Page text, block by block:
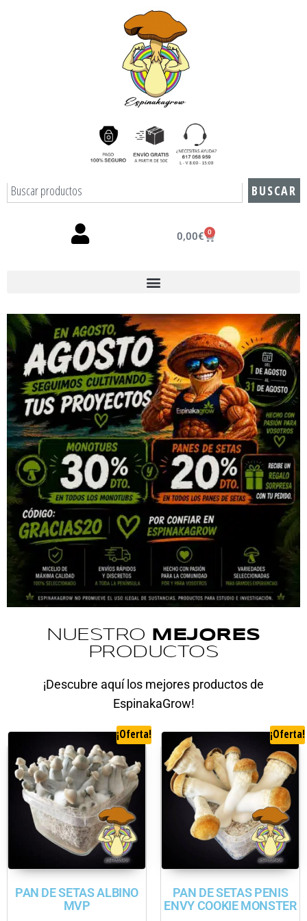
BUSCAR
0,00€ 0
NUESTRO
MEJORES
PRODUCTOS
¡Descubre aquí los mejores productos de
EspinakaGrow!
¡Oferta!
PAN DE SETAS ALBINO
MVP
¡Oferta!
PAN DE SETAS PENIS
ENVY COOKIE MONSTER